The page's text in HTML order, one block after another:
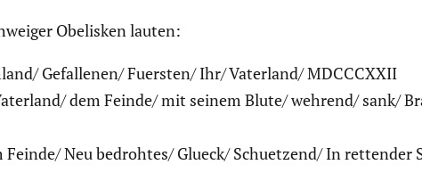
Obelisken lauten:
Gefallenen/ Fuersten/ Ihr/ Vaterland/ MDCCCXXII
dem Feinde/ mit seinem Blute/ wehrend/ sank/
Feinde/ Neu bedrohtes/ Glueck/ Schuetzend/ In